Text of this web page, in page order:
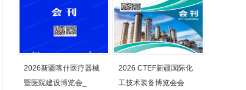
2026新疆喀什医疗器械
暨医院建设博览会_
2026 CTEF新疆国际化
工技术装备博览会会